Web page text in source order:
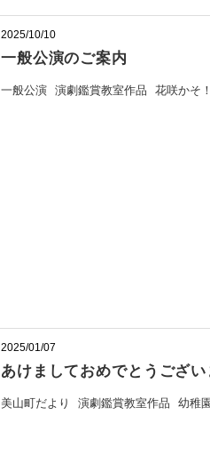
2025/10/10
一般公演のご案内
一般公演 演劇鑑賞教室作品 花咲かそ
2025/01/07
あけましておめでとうござい
美山町だより 演劇鑑賞教室作品 幼稚